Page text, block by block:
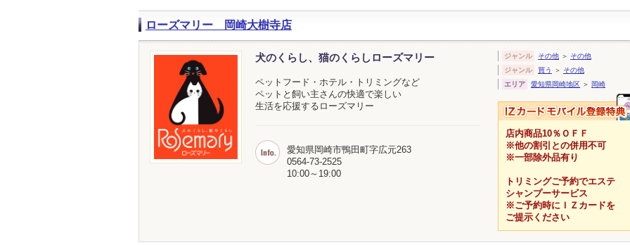
ローズマリー 岡崎大樹寺店
犬のくらし、猫のくらしローズマリー
ペットフード・ホテル・トリミングなど
ペットと飼い主さんの快適で楽しい
生活を応援するローズマリー
愛知県岡崎市鴨田町字広元263
0564-73-2525
10:00～19:00
ジャンル その他 ＞ その他
ジャンル
買う ＞ その他
エリア
愛知県岡崎地区 ＞ 岡崎
店内商品10％ＯＦＦ
※他の割引との併用不可
※一部除外品有り
トリミングご予約でエステ
シャンプーサービス
※ご予約時にＩＺカードを
ご提示ください